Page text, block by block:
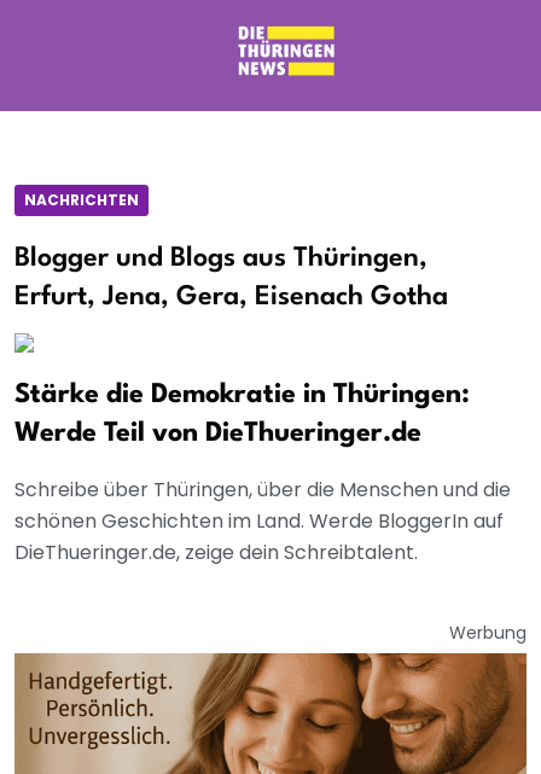
NACHRICHTEN
Blogger und Blogs aus Thüringen,
Erfurt, Jena, Gera, Eisenach Gotha
Stärke die Demokratie in Thüringen:
Werde Teil von DieThueringer.de
Schreibe über Thüringen, über die Menschen und die
schönen Geschichten im Land. Werde BloggerIn auf
DieThueringer.de, zeige dein Schreibtalent.
Werbung